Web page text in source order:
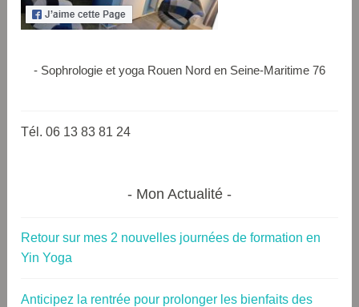
- Sophrologie et yoga Rouen Nord en Seine-Maritime 76
Tél. 06 13 83 81 24
Mon Actualité
Retour sur mes 2 nouvelles journées de formation en
Yin Yoga
Anticipez la rentrée pour prolonger les bienfaits des